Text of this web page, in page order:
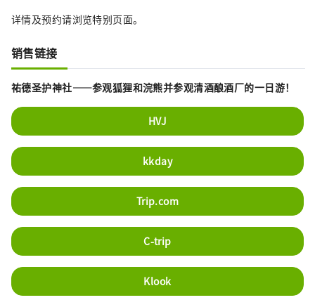
详情及预约请浏览特别页面。
销售链接
祐德圣护神社——参观狐狸和浣熊并参观清酒酿酒厂的一日游！
HVJ
kkday
Trip.com
C-trip
Klook